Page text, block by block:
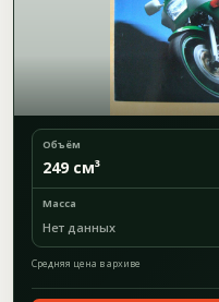
Объём
249 см³
Масса
Нет данных
Средняя цена в архиве